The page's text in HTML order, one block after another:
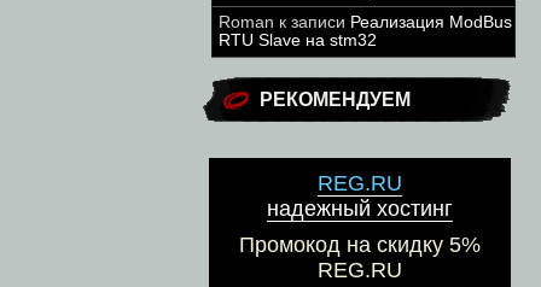
Roman к записи Реализация ModBus
RTU Slave на stm32
РЕКОМЕНДУЕМ
REG.RU
надежный хостинг
Промокод на скидку 5%
REG.RU